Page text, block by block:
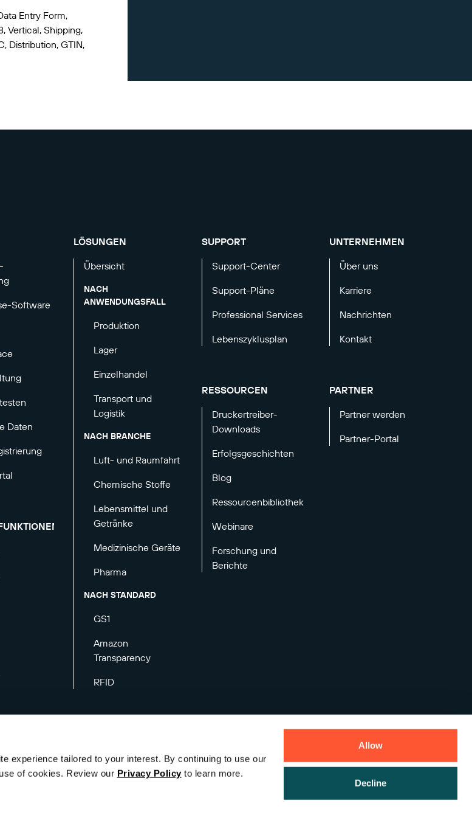
experience tailored to your interest. By continuing to use our
of cookies. Review our Privacy Policy to learn more.
Allow
Decline
Entry Form,
Vertical, Shipping,
Distribution, GTIN,
Software
Daten
LÖSUNGEN
Übersicht
NACH
ANWENDUNGSFALL
Produktion
Lager
Einzelhandel
Transport und
Logistik
NACH BRANCHE
Luft- und Raumfahrt
Chemische Stoffe
Lebensmittel und
Getränke
Medizinische Geräte
Pharma
NACH STANDARD
GS1
Amazon
Transparency
RFID
SUPPORT
Support-Center
Support-Pläne
Professional Services
Lebenszyklusplan
RESSOURCEN
Druckertreiber-
Downloads
Erfolgsgeschichten
Blog
Ressourcenbibliothek
Webinare
Forschung und
Berichte
UNTERNEHMEN
Über uns
Karriere
Nachrichten
Kontakt
PARTNER
Partner werden
Partner-Portal
Rechtliches E-Mail-Voreinstellungen